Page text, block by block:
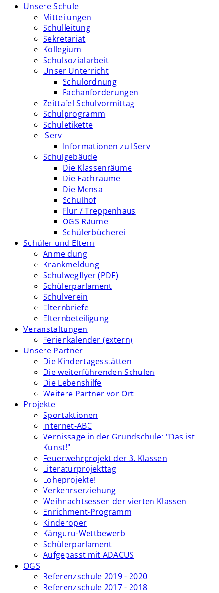
Unsere Schule
Mitteilungen
Schulleitung
Sekretariat
Kollegium
Schulsozialarbeit
Unser Unterricht
Schulordnung
Fachanforderungen
Zeittafel Schulvormittag
Schulprogramm
Schuletikette
IServ
Informationen zu IServ
Schulgebäude
Die Klassenräume
Die Fachräume
Die Mensa
Schulhof
Flur / Treppenhaus
OGS Räume
Schülerbücherei
Schüler und Eltern
Anmeldung
Krankmeldung
Schulwegflyer (PDF)
Schülerparlament
Schulverein
Elternbriefe
Elternbeteiligung
Veranstaltungen
Ferienkalender (extern)
Unsere Partner
Die Kindertagesstätten
Die weiterführenden Schulen
Die Lebenshilfe
Weitere Partner vor Ort
Projekte
Sportaktionen
Internet-ABC
Vernissage in der Grundschule: "Das ist
Kunst!"
Feuerwehrprojekt der 3. Klassen
Literaturprojekttag
Loheprojekte!
Verkehrserziehung
Weihnachtsessen der vierten Klassen
Enrichment-Programm
Kinderoper
Känguru-Wettbewerb
Schülerparlament
Aufgepasst mit ADACUS
OGS
Referenzschule 2019 - 2020
Referenzschule 2017 - 2018